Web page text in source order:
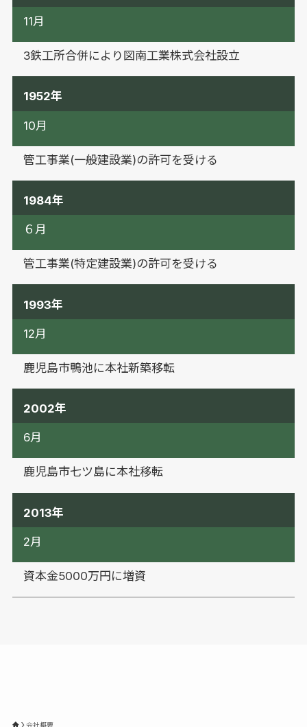
11月
3鉄工所合併により図南工業株式会社設立
1952年
10月
管工事業(一般建設業)の許可を受ける
1984年
６月
管工事業(特定建設業)の許可を受ける
1993年
12月
鹿児島市鴨池に本社新築移転
2002年
6月
鹿児島市七ツ島に本社移転
2013年
2月
資本金5000万円に増資
会社概要